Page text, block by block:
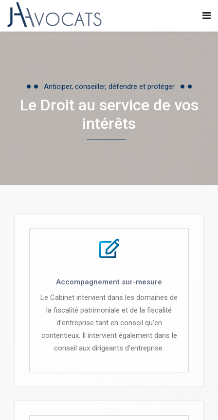
Anticiper, conseiller, défendre et protéger
Le Droit au service de vos
intérêts
Accompagnement sur-mesure
Le Cabinet intervient dans les domaines de
la fiscalité patrimoniale et de la fiscalité
d’entreprise tant en conseil qu’en
contentieux. Il intervient également dans le
conseil aux dirigeants d'entreprise.